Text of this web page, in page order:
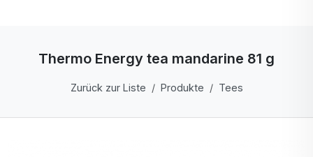
Thermo Energy tea mandarine 81 g
Zurück zur Liste Produkte Tees